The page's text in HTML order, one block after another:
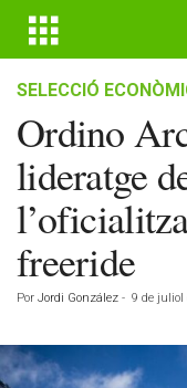
SELECCIÓ
Ordino
lideratge
freeride
Por Jordi González - 9 de juliol